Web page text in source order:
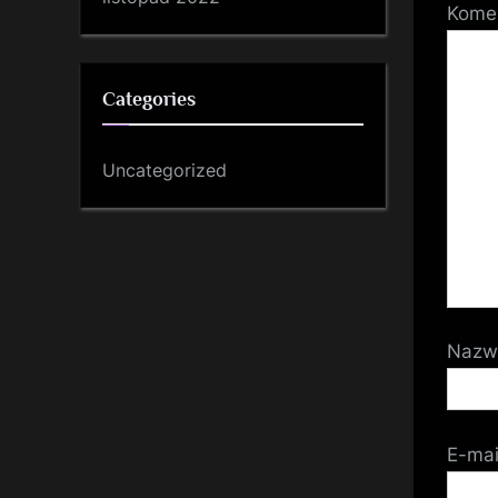
E-
Categories
Uncategorized